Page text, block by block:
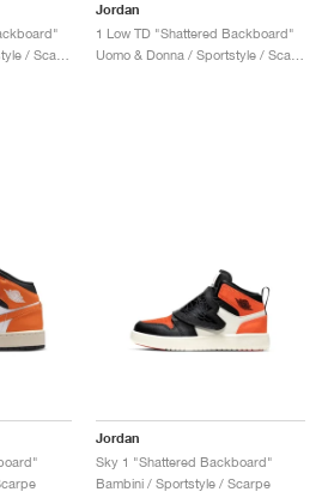
Jordan
1 Low TD "Shattered Backboard"
Jordan
Sky 1 "Shattered Backboard"
Bambini / Sportstyle / Scarpe